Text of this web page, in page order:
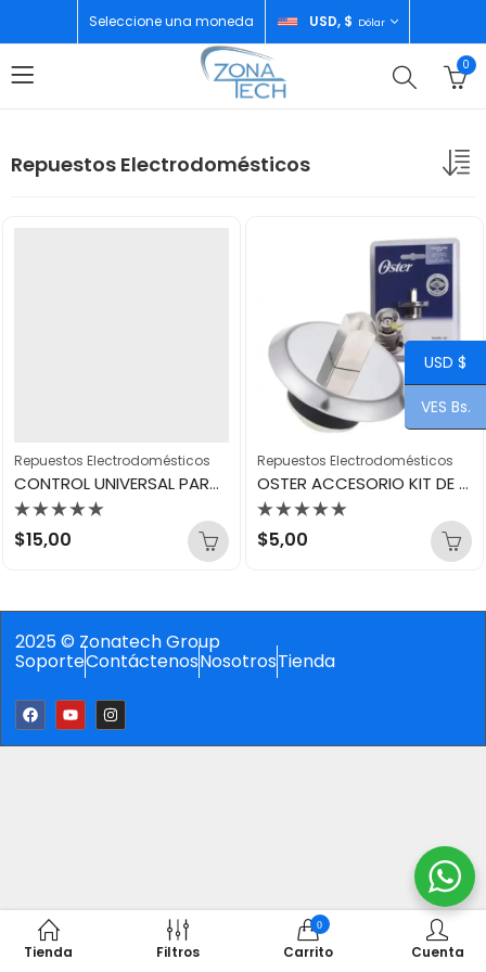
Seleccione una moneda USD, $ Dólar
0
Repuestos Electrodomésticos
Repuestos Electrodomésticos
CONTROL UNIVERSAL PARA TELEVISOR LCD-LED
Valorado
con
$15,00
Repuestos Electrodomésticos
OSTER ACCESORIO KIT DE ACOPLAMENTO BLSTAC-KIT-011
Valorado
con
$5,00
2025 © Zonatech Group
SoporteContáctenosNosotrosTienda
Tienda Filtros
0
Carrito Cuenta
USD $
VES Bs.